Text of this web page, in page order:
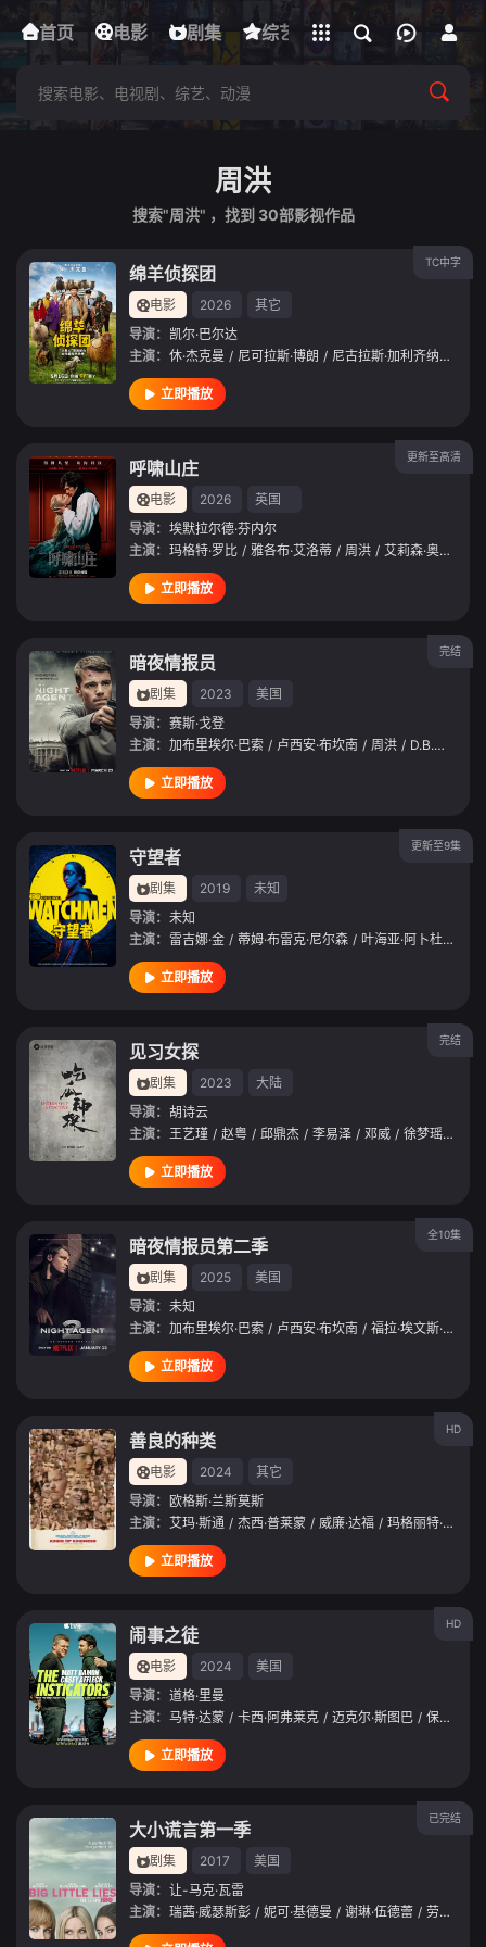
首页 电影 剧集 综艺 动漫 短剧
下载客户端
立即登录
周洪
搜索"周洪" ，找到 30部影视作品
TC中字
绵羊侦探团
电影 2026
其它
导演： 凯尔·巴尔达
主演： 休·杰克曼 / 尼可拉斯·博朗 / 尼古拉斯·加利齐纳 /
立即播放
更新至高清
呼啸山庄
电影 2026
英国
导演： 埃默拉尔德·芬内尔
主演： 玛格特·罗比 / 雅各布·艾洛蒂 / 周洪 / 艾莉森·奥利弗
立即播放
完结
暗夜情报员
剧集 2023
美国
导演： 赛斯·戈登
主演： 加布里埃尔·巴索 / 卢西安·布坎南 / 周洪 / D.B.伍德塞德
立即播放
更新至9集
守望者
剧集 2019
未知
导演： 未知
主演： 雷吉娜·金 / 蒂姆·布雷克·尼尔森 / 叶海亚·阿卜杜勒
立即播放
完结
见习女探
剧集 2023
大陆
导演： 胡诗云
主演： 王艺瑾 / 赵粤 / 邱鼎杰 / 李易泽 / 邓威 / 徐梦瑶 /
立即播放
全10集
暗夜情报员第二季
剧集 2025
美国
导演： 未知
主演： 加布里埃尔·巴索 / 卢西安·布坎南 / 福拉·埃文斯·阿金博拉
立即播放
HD
善良的种类
电影 2024
其它
导演： 欧格斯·兰斯莫斯
主演： 艾玛·斯通 / 杰西·普莱蒙 / 威廉·达福 / 玛格丽特·库里
立即播放
HD
闹事之徒
电影 2024
美国
导演： 道格·里曼
主演： 马特·达蒙 / 卡西·阿弗莱克 / 迈克尔·斯图巴 / 保罗·沃尔特·豪泽
立即播放
已完结
大小谎言第一季
剧集 2017
美国
导演： 让-马克·瓦雷
主演： 瑞茜·威瑟斯彭 / 妮可·基德曼 / 谢琳·伍德蕾 / 劳拉·邓恩